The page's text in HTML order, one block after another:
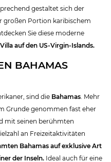
gestaltet sich der
großen Portion karibischem
Sie diese moderne
auf den US-Virgin-Islands.
BAHAMAS
sind die Bahamas . Mehr
Grunde genommen fast eher
mit seinen berühmten
an Freizeitaktivitäten
Bahamas auf exklusive Art
der Inseln. Ideal auch für eine